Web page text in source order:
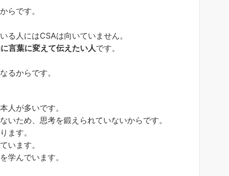
らです。
る人にはCSAは向いていません。
言葉に変えて伝えたい人です。
るからです。
人が多いです。
いため、思考を鍛えられていないからです。
ます。
います。
学んでいます。